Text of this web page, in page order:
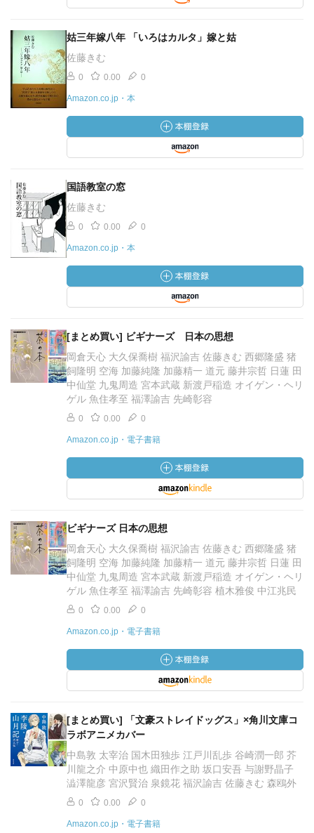
姑三年嫁八年 「いろはカルタ」嫁と姑
佐藤きむ
0 0.00 0
Amazon.co.jp・本
国語教室の窓
佐藤きむ
0 0.00 0
Amazon.co.jp・本
[まとめ買い] ビギナーズ 日本の思想
岡倉天心 大久保喬樹 福沢諭吉 佐藤きむ 西郷隆盛 猪
飼隆明 空海 加藤純隆 加藤精一 道元 藤井宗哲 日蓮 田
中仙堂 九鬼周造 宮本武蔵 新渡戸稲造 オイゲン・ヘリ
ゲル 魚住孝至 福澤諭吉 先崎彰容
0 0.00 0
Amazon.co.jp・電子書籍
ビギナーズ 日本の思想
岡倉天心 大久保喬樹 福沢諭吉 佐藤きむ 西郷隆盛 猪
飼隆明 空海 加藤純隆 加藤精一 道元 藤井宗哲 日蓮 田
中仙堂 九鬼周造 宮本武蔵 新渡戸稲造 オイゲン・ヘリ
ゲル 魚住孝至 福澤諭吉 先崎彰容 植木雅俊 中江兆民
0 0.00 0
Amazon.co.jp・電子書籍
[まとめ買い] 「文豪ストレイドッグス」×角川文庫コ
ラボアニメカバー
中島敦 太宰治 国木田独歩 江戸川乱歩 谷崎潤一郎 芥
川龍之介 中原中也 織田作之助 坂口安吾 与謝野晶子
澁澤龍彦 宮沢賢治 泉鏡花 福沢諭吉 佐藤きむ 森鴎外
0 0.00 0
Amazon.co.jp・電子書籍